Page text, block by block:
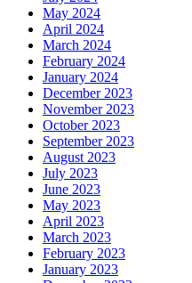
May 2024
April 2024
March 2024
February 2024
January 2024
December 2023
November 2023
October 2023
September 2023
August 2023
July 2023
June 2023
May 2023
April 2023
March 2023
February 2023
January 2023